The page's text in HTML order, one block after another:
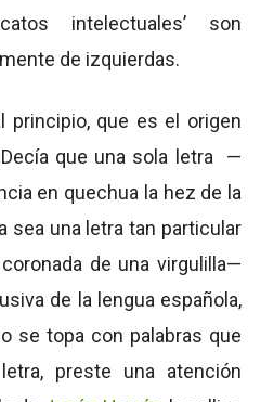
intelectuales’ son
de izquierdas.
principio, que es el origen
que una sola letra —
en quechua la hez de la
sea una letra tan particular
coronada de una virgulilla—
de la lengua española,
se topa con palabras que
preste una atención